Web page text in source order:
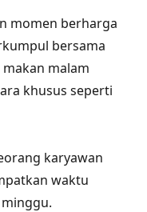
momen berharga
bersama
malam
khusus seperti
karyawan
waktu